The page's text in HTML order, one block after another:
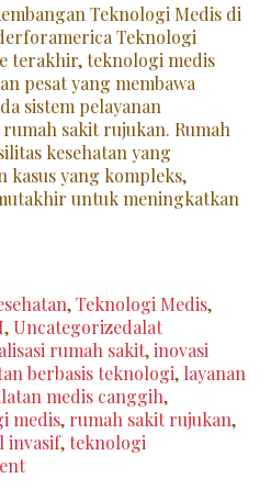
Teknologi Medis di
Teknologi
terakhir, teknologi medis
pesat yang membawa
sistem pelayanan
sakit rujukan. Rumah
kesehatan yang
kasus yang kompleks,
untuk meningkatkan
,Teknologi Medis,
, UncategorizedTags
alat
rumah sakit,inovasi
berbasis teknologi, layanan
medis canggih,
medis, rumah sakit rujukan,
invasif,teknologi